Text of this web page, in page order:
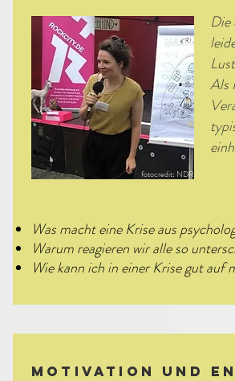
fotocredit: NDR
Die
Als
Was macht eine Krise aus
Warum reagieren wir alle so
Wie kann ich in einer Krise gut auf
motivation und